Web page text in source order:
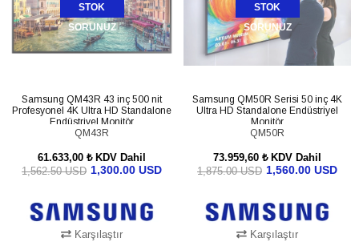
STOK
SORUNUZ
Samsung QM43R 43 inç 500 nit
Profesyonel 4K Ultra HD Standalone
Endüstriyel Monitör
LH43QMREBGCXEN
QM43R
61.633,00 ₺ KDV Dahil
1,300.00 USD
1,562.50 USD
Karşılaştır
STOK
SORUNUZ
Samsung QM50R Serisi 50 inç 4K
Ultra HD Standalone Endüstriyel
Monitör
QM50R
73.959,60 ₺ KDV Dahil
1,560.00 USD
1,875.00 USD
Karşılaştır